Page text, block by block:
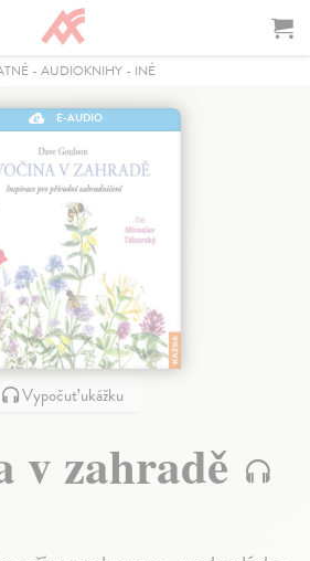
- AUDIOKNIHY- INÉ
E-AUDIO
Vypočuť ukážku
v zahradě